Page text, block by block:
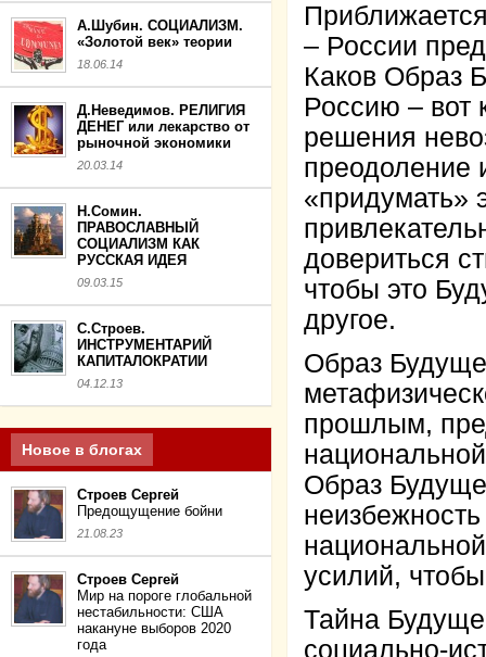
А.Шубин. СОЦИАЛИЗМ.
«Золотой век» теории
18.06.14
Д.Неведимов. РЕЛИГИЯ
ДЕНЕГ или лекарство от
рыночной экономики
20.03.14
Н.Сомин.
ПРАВОСЛАВНЫЙ
СОЦИАЛИЗМ КАК
РУССКАЯ ИДЕЯ
09.03.15
С.Строев.
ИНСТРУМЕНТАРИЙ
КАПИТАЛОКРАТИИ
04.12.13
Новое в блогах
Строев Сергей
Предощущение бойни
21.08.23
Строев Сергей
Мир на пороге глобальной
нестабильности: США
накануне выборов 2020
года
– России
Каков Образ
Россию – вот
решения
преодоление
«придумать»
довериться
чтобы это
другое.
Образ
прошлым,
Образ
усилий,
Тайна
социально-